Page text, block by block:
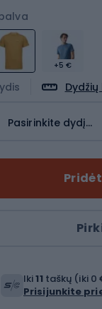
+5 €
Pasirinkite dydį...
Iki11 taškų (iki 0
Prisijunkite